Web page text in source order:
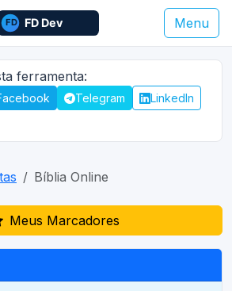
Menu
ferramenta:
Telegram
LinkedIn
Bíblia Online
Meus Marcadores